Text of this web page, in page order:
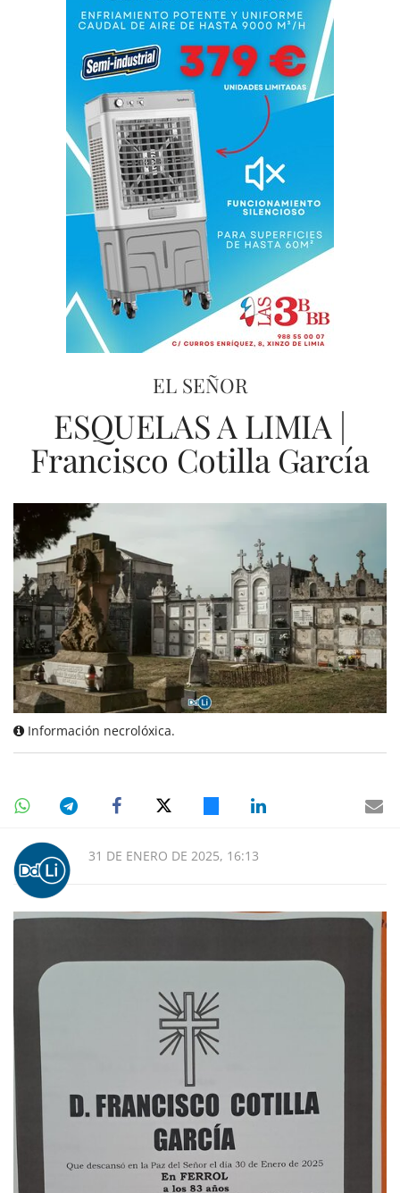
EL SEÑOR
ESQUELAS A LIMIA |
Francisco Cotilla García
Información necrolóxica.
31 DE ENERO DE 2025, 16:13